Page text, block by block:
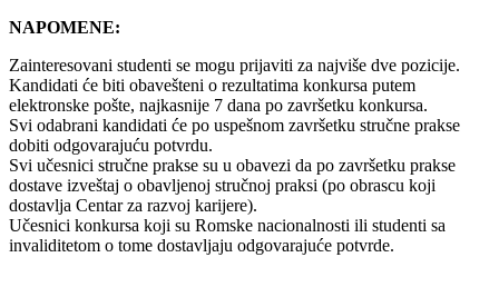
NAPOMENE:
Zainteresovani studenti se mogu prijaviti za najviše dve pozicije.
Kandidati će biti obavešteni o rezultatima konkursa putem
elektronske pošte, najkasnije 7 dana po završetku konkursa.
Svi odabrani kandidati će po uspešnom završetku stručne prakse
dobiti odgovarajuću potvrdu.
Svi učesnici stručne prakse su u obavezi da po završetku prakse
dostave izveštaj o obavljenoj stručnoj praksi (po obrascu koji
dostavlja Centar za razvoj karijere).
Učesnici konkursa koji su Romske nacionalnosti ili studenti sa
invaliditetom o tome dostavljaju odgovarajuće potvrde.